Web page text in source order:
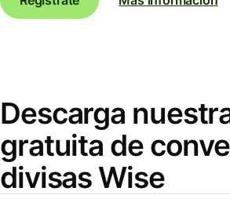
Descarga
gratuita de
divisas Wise